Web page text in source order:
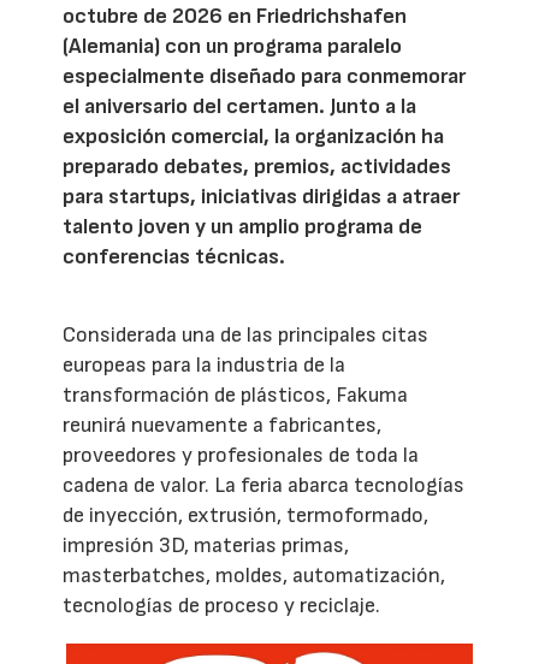
octubre de 2026 en Friedrichshafen
(Alemania) con un programa paralelo
especialmente diseñado para conmemorar
el aniversario del certamen. Junto a la
exposición comercial, la organización ha
preparado debates, premios, actividades
para startups, iniciativas dirigidas a atraer
talento joven y un amplio programa de
conferencias técnicas.
Considerada una de las principales citas
europeas para la industria de la
transformación de plásticos, Fakuma
reunirá nuevamente a fabricantes,
proveedores y profesionales de toda la
cadena de valor. La feria abarca tecnologías
de inyección, extrusión, termoformado,
impresión 3D, materias primas,
masterbatches, moldes, automatización,
tecnologías de proceso y reciclaje.